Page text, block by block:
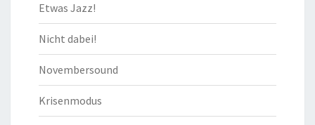
Etwas Jazz!
Nicht dabei!
Novembersound
Krisenmodus